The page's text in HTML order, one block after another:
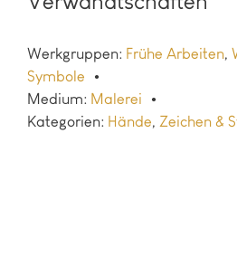
Werkgruppen: Frühe Arbeiten,
Symbole
Medium: Malerei
Kategorien: Hände, Zeichen &